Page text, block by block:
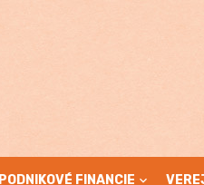
PODNIKOVÉ FINANCIE